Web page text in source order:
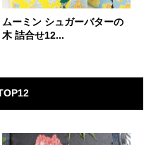
ムーミン シュガーバターの
木 詰合せ12...